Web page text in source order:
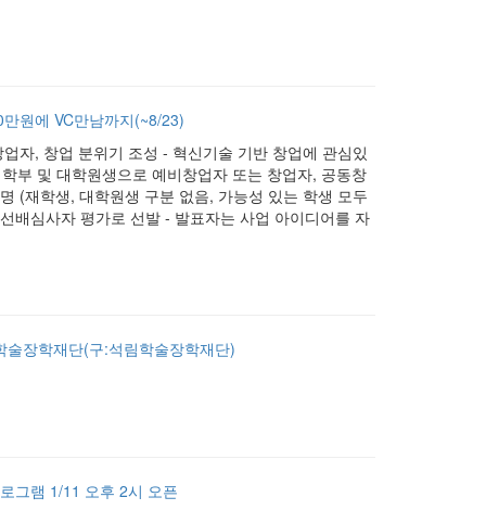
원에 VC만남까지(~8/23)
자, 창업 분위기 조성 - 혁신기술 기반 창업에 관심있
부 및 대학원생으로 예비창업자 또는 창업자, 공동창
(재학생, 대학원생 구분 없음, 가능성 있는 학생 모두
심사자 평가로 선발 - 발표자는 사업 아이디어를 자
장학재단(구:석림학술장학재단)
그램 1/11 오후 2시 오픈